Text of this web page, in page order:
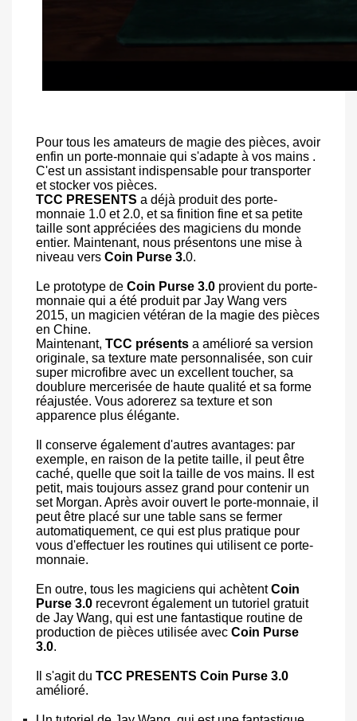
Pour tous les amateurs de magie des pièces, avoir
enfin un porte-monnaie qui s'adapte à vos mains .
C'est un assistant indispensable pour transporter
et stocker vos pièces.
TCC PRESENTS a déjà produit des porte-
monnaie 1.0 et 2.0, et sa finition fine et sa petite
taille sont appréciées des magiciens du monde
entier. Maintenant, nous présentons une mise à
niveau vers Coin Purse 3.0.
Le prototype de Coin Purse 3.0 provient du porte-
monnaie qui a été produit par Jay Wang vers
2015, un magicien vétéran de la magie des pièces
en Chine.
Maintenant, TCC présents a amélioré sa version
originale, sa texture mate personnalisée, son cuir
super microfibre avec un excellent toucher, sa
doublure mercerisée de haute qualité et sa forme
réajustée. Vous adorerez sa texture et son
apparence plus élégante.
Il conserve également d'autres avantages: par
exemple, en raison de la petite taille, il peut être
caché, quelle que soit la taille de vos mains. Il est
petit, mais toujours assez grand pour contenir un
set Morgan. Après avoir ouvert le porte-monnaie, il
peut être placé sur une table sans se fermer
automatiquement, ce qui est plus pratique pour
vous d'effectuer les routines qui utilisent ce porte-
monnaie.
En outre, tous les magiciens qui achètentCoin
Purse 3.0 recevront également un tutoriel gratuit
de Jay Wang, qui est une fantastique routine de
production de pièces utilisée avec Coin Purse
3.0.
Il s'agit du TCC PRESENTS Coin Purse 3.0
amélioré.